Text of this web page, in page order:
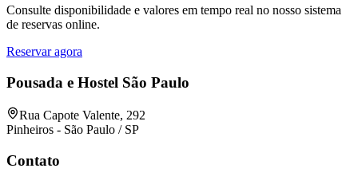
Consulte disponibilidade e valores em tempo real no nosso sistema
de reservas online.
Reservar agora
Pousada e Hostel São Paulo
Rua Capote Valente, 292
Pinheiros - São Paulo / SP
Contato